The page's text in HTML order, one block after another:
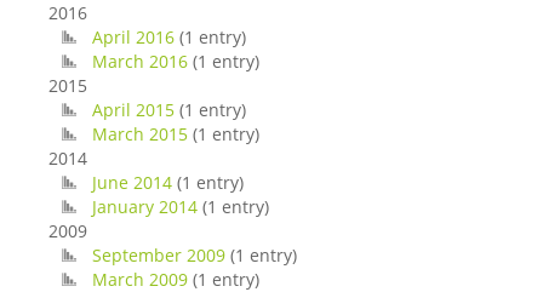
2016
April 2016 (1 entry)
March 2016 (1 entry)
2015
April 2015 (1 entry)
March 2015 (1 entry)
2014
June 2014 (1 entry)
January 2014 (1 entry)
2009
September 2009 (1 entry)
March 2009 (1 entry)